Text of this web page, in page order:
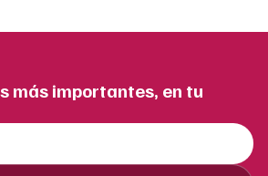
más importantes, en tu